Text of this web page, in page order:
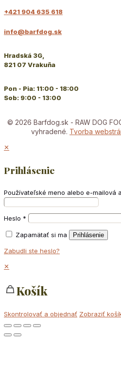
+421 904 635 618
info@barfdog.sk
Hradská 3G,
821 07 Vrakuňa
Pon - Pia: 11:00 - 18:00
Sob: 9:00 - 13:00
© 2026 Barfdog.sk - RAW DOG
vyhradené. Tvorba
✕
Prihlásenie
Používateľské meno alebo e-mailová
Heslo *
Zapamätať si ma Prihlásenie
Zabudli ste heslo?
✕
Košík
Skontrolovať a objednať Zobraziť